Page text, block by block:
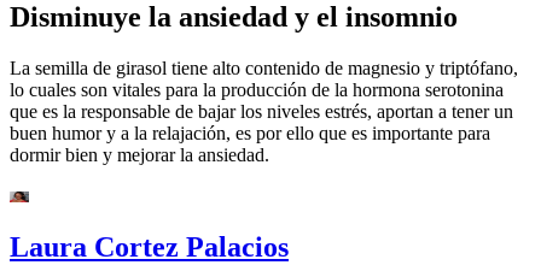
Disminuye la ansiedad y el insomnio
La semilla de girasol tiene alto contenido de magnesio y triptófano,
lo cuales son vitales para la producción de la hormona serotonina
que es la responsable de bajar los niveles estrés, aportan a tener un
buen humor y a la relajación, es por ello que es importante para
dormir bien y mejorar la ansiedad.
Laura Cortez Palacios